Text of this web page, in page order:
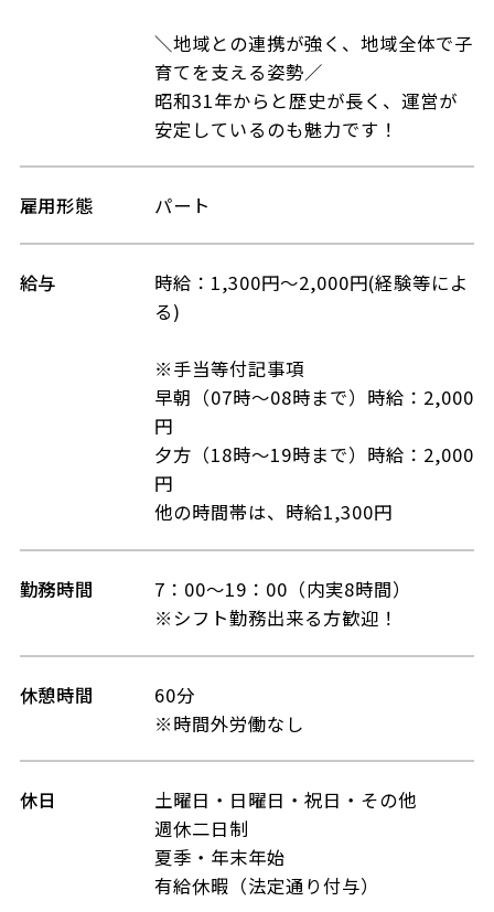
＼地域との連携が強く、地域全体で子
育てを支える姿勢／
昭和31年からと歴史が長く、運営が
安定しているのも魅力です！
雇用形態 パート
給与
時給：1,300円～2,000円(経験等によ
る)
※手当等付記事項
早朝（07時～08時まで）時給：2,000
円
夕方（18時～19時まで）時給：2,000
円
他の時間帯は、時給1,300円
勤務時間
7：00～19：00（内実8時間）
※シフト勤務出来る方歓迎！
休憩時間
60分
※時間外労働なし
休日
土曜日・日曜日・祝日・その他
週休二日制
夏季・年末年始
有給休暇（法定通り付与）